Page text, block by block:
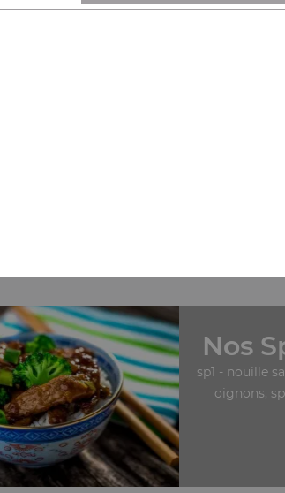
sa11- chirashi
Nos
sp1 - nouille
oignons,